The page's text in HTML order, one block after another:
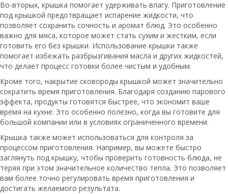
Во-вторых, крышка помогает удерживать влагу. Приготовление
под крышкой предотвращает испарение жидкости, что
позволяет сохранить сочность и аромат блюд. Это особенно
важно для мяса, которое может стать сухим и жестким, если
готовить его без крышки. Использование крышки также
помогает избежать разбрызгивания масла и других жидкостей,
что делает процесс готовки более чистым и удобным.
Кроме того, накрытие сковороды крышкой может значительно
сократить время приготовления. Благодаря созданию парового
эффекта, продукты готовятся быстрее, что экономит ваше
время на кухне. Это особенно полезно, когда вы готовите для
большой компании или в условиях ограниченного времени.
Крышка также может использоваться для контроля за
процессом приготовления. Например, вы можете быстро
заглянуть под крышку, чтобы проверить готовность блюда, не
теряя при этом значительное количество тепла. Это позволяет
вам более точно регулировать время приготовления и
достигать желаемого результата.